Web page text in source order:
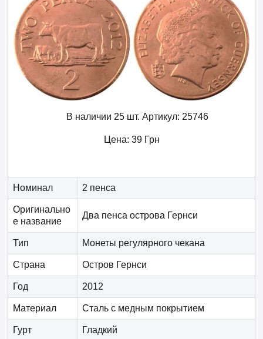
В наличии 25 шт. Артикул: 25746
Цена: 39 Грн
Номинал 2 пенса
Оригинально
е название
Два пенса острова Гернси
Тип Монеты регулярного чекана
Страна Остров Гернси
Год 2012
Материал Сталь с медным покрытием
Гурт Гладкий